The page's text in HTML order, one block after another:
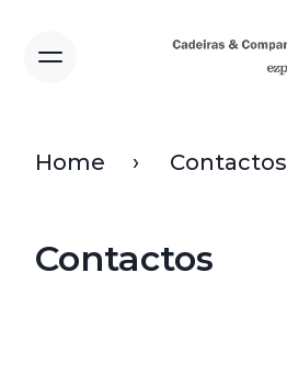
Home Contactos
Contactos